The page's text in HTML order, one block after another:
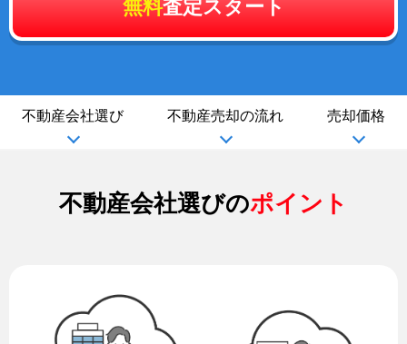
無料査定スタート
不動産会社選び 不動産売却の流れ 売却価格
不動産会社選びのポイント